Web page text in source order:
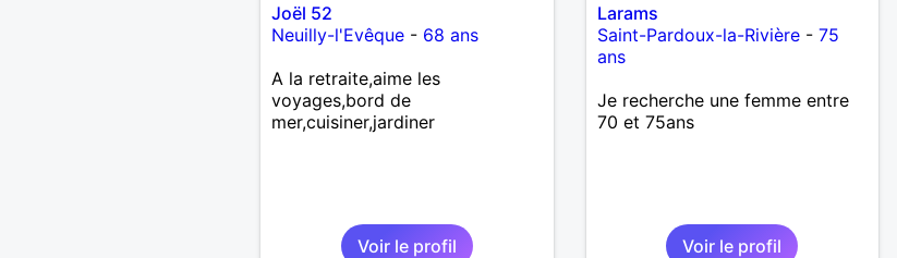
Joël 52
Neuilly-l'Evêque- 68 ans
A la retraite,aime les
voyages,bord de
mer,cuisiner,jardiner
Voir le profil
Larams
Saint-Pardoux-la-Rivière- 75
ans
Je recherche une femme entre
70 et 75ans
Voir le profil